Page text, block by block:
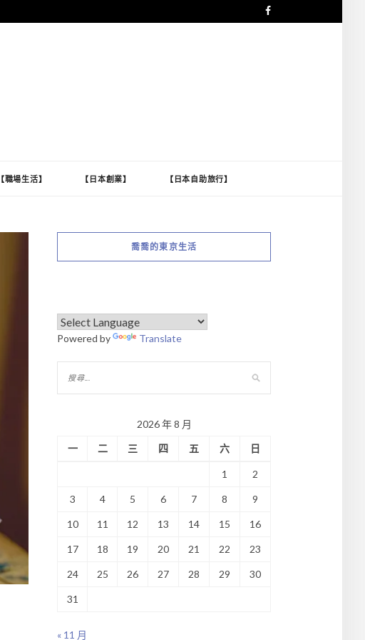
【職場生活】 【日本創業】 【日本自助旅行】
喬喬的東京生活
Powered by Translate
2026 年 8 月
一
二 三 四 五 六 日
1 2
3 4 5 6 7 8 9
10 11 12 13 14 15 16
17 18 19 20 21 22 23
24 25 26 27 28 29 30
31
« 11 月